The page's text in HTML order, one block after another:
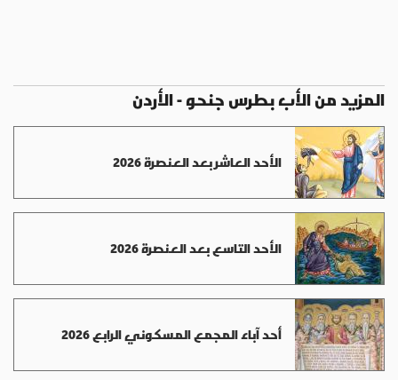
المزيد من الأب بطرس جنحو - الأردن
الأحد العاشر بعد العنصرة 2026
الأحد التاسع بعد العنصرة 2026
أحد آباء المجمع المسكوني الرابع 2026